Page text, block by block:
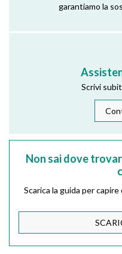
garantiamo la
Scrivi
Non sai dove
Scarica la guida per